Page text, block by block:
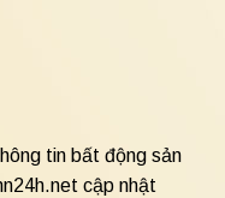
tin bất động sản
cập nhật